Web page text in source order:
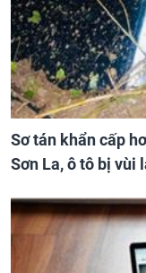
Sơ tán khẩn cấp
Sơn La, ô tô bị vùi